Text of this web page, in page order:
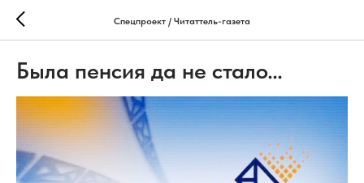
Спецпроект / Читаттель-газета
Была пенсия да не стало…